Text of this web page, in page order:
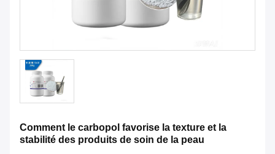
Comment le carbopol favorise la texture et la
stabilité des produits de soin de la peau